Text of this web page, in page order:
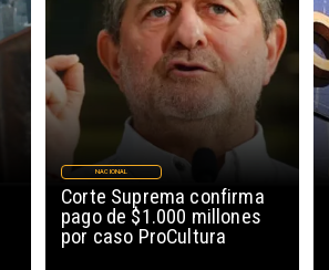
Corte Suprema confirma
pago de $1.000 millones
por caso ProCultura
NACIONAL